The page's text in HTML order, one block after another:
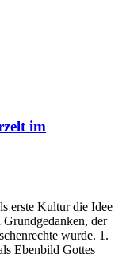
im
erste Kultur die Idee
der
wurde. 1.
Ebenbild Gottes